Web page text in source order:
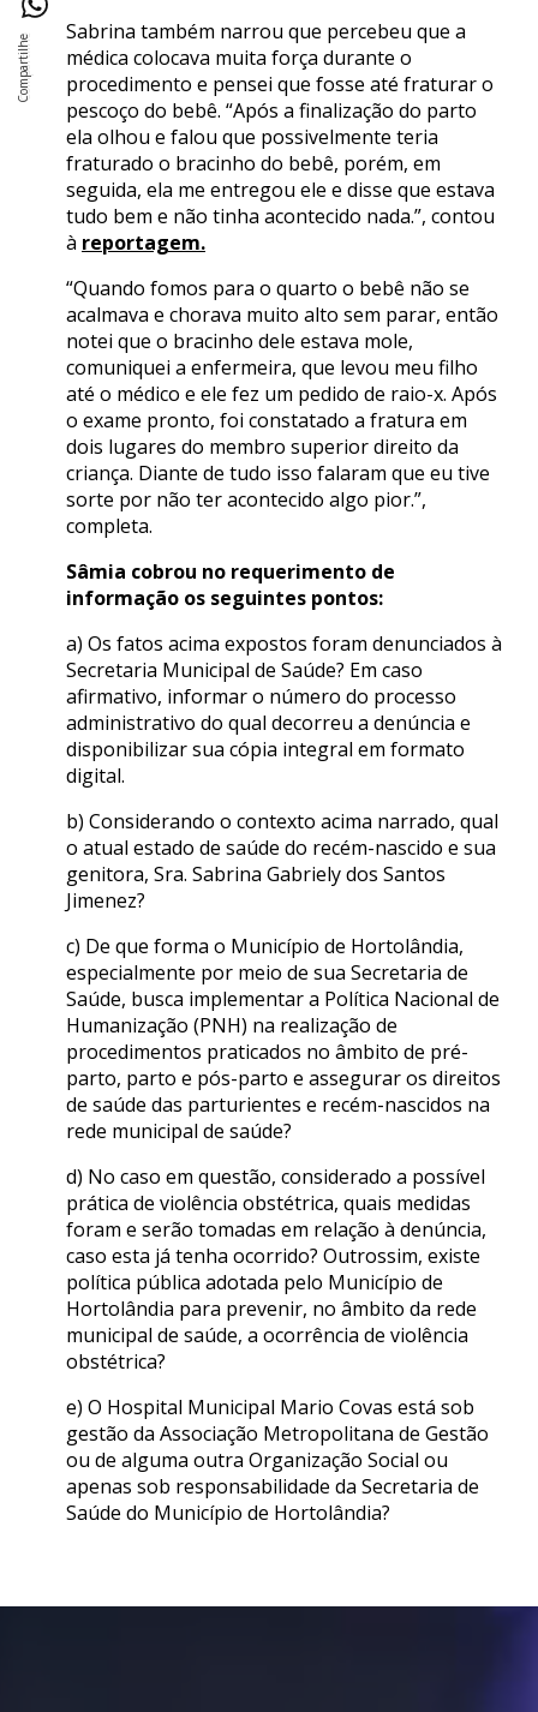
Sabrina também narrou que percebeu que a
médica colocava muita força durante o
procedimento e pensei que fosse até fraturar o
pescoço do bebê. “Após a finalização do parto
ela olhou e falou que possivelmente teria
fraturado o bracinho do bebê, porém, em
seguida, ela me entregou ele e disse que estava
tudo bem e não tinha acontecido nada.”, contou
à reportagem.
“Quando fomos para o quarto o bebê não se
acalmava e chorava muito alto sem parar, então
notei que o bracinho dele estava mole,
comuniquei a enfermeira, que levou meu filho
até o médico e ele fez um pedido de raio-x. Após
o exame pronto, foi constatado a fratura em
dois lugares do membro superior direito da
criança. Diante de tudo isso falaram que eu tive
sorte por não ter acontecido algo pior.”,
completa.
Sâmia cobrou no requerimento de
informação os seguintes pontos:
a) Os fatos acima expostos foram denunciados à
Secretaria Municipal de Saúde? Em caso
afirmativo, informar o número do processo
administrativo do qual decorreu a denúncia e
disponibilizar sua cópia integral em formato
digital.
b) Considerando o contexto acima narrado, qual
o atual estado de saúde do recém-nascido e sua
genitora, Sra. Sabrina Gabriely dos Santos
Jimenez?
c) De que forma o Município de Hortolândia,
especialmente por meio de sua Secretaria de
Saúde, busca implementar a Política Nacional de
Humanização (PNH) na realização de
procedimentos praticados no âmbito de pré-
parto, parto e pós-parto e assegurar os direitos
de saúde das parturientes e recém-nascidos na
rede municipal de saúde?
d) No caso em questão, considerado a possível
prática de violência obstétrica, quais medidas
foram e serão tomadas em relação à denúncia,
caso esta já tenha ocorrido? Outrossim, existe
política pública adotada pelo Município de
Hortolândia para prevenir, no âmbito da rede
municipal de saúde, a ocorrência de violência
obstétrica?
e) O Hospital Municipal Mario Covas está sob
gestão da Associação Metropolitana de Gestão
ou de alguma outra Organização Social ou
apenas sob responsabilidade da Secretaria de
Saúde do Município de Hortolândia?